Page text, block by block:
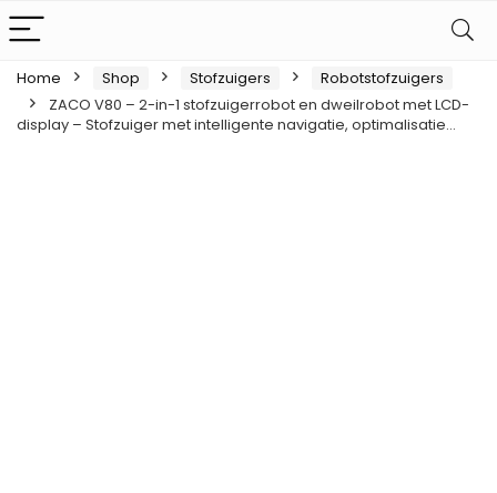
Home Shop Stofzuigers
Robotstofzuigers
ZACO V80 – 2-in-1 stofzuigerrobot en dweilrobot met LCD-
display – Stofzuiger met intelligente navigatie, optimalisatie…